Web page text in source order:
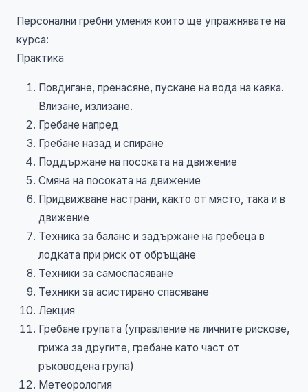
Персонални гребни умения които ще упражнявате на
курса:
Практика
Повдигане, пренасяне, пускане на вода на каяка.
Влизане, излизане.
Гребане напред
Гребане назад и спиране
Поддържане на посоката на движение
Смяна на посоката на движение
Придвижване настрани, както от място, така и в
движение
Техника за баланс и задържане на гребеца в
лодката при риск от обръщане
Техники за самоспасяване
Техники за асистирано спасяване
Лекция
Гребане групата (управление на личните рискове,
грижа за другите, гребане като част от
ръководена група)
Метеорология